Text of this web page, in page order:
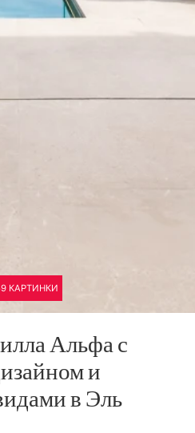
КАРТИНКИ
Альфа с
и
в Эль